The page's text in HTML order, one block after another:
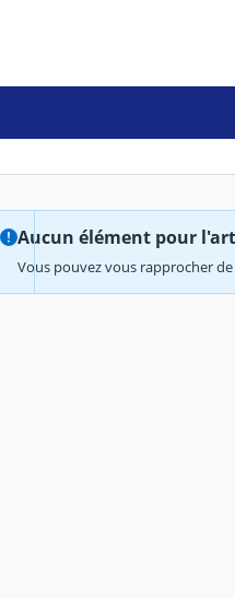
Aucun élément pour
Vous pouvez vous rapprocher